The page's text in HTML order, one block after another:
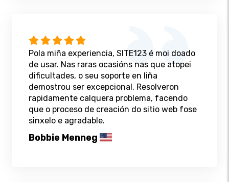
Pola miña experiencia, SITE123 é moi doado
de usar. Nas raras ocasións nas que atopei
dificultades, o seu soporte en liña
demostrou ser excepcional. Resolveron
rapidamente calquera problema, facendo
que o proceso de creación do sitio web fose
sinxelo e agradable.
Bobbie Menneg